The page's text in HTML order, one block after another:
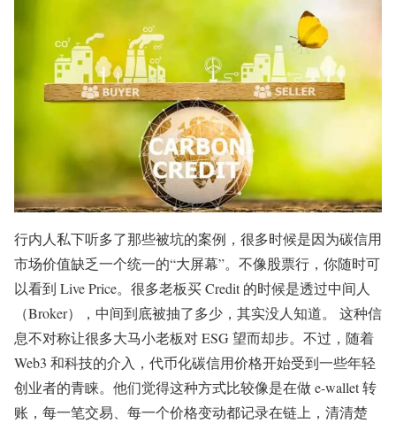
行内人私下听多了那些被坑的案例，很多时候是因为碳信用
市场价值缺乏一个统一的“大屏幕”。不像股票行，你随时可
以看到 Live Price。很多老板买 Credit 的时候是透过中间人
（Broker），中间到底被抽了多少，其实没人知道。 这种信
息不对称让很多大马小老板对 ESG 望而却步。不过，随着
Web3 和科技的介入，代币化碳信用价格开始受到一些年轻
创业者的青睐。他们觉得这种方式比较像是在做 e-wallet 转
账，每一笔交易、每一个价格变动都记录在链上，清清楚